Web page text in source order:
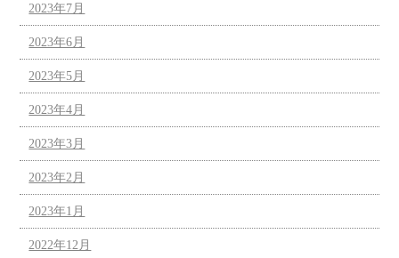
2023年7月
2023年6月
2023年5月
2023年4月
2023年3月
2023年2月
2023年1月
2022年12月